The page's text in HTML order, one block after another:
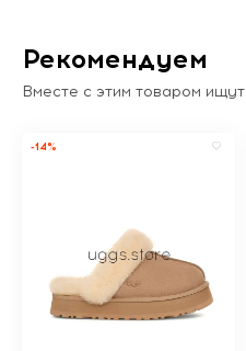
Рекомендуем
Вместе с этим товаром ищут
-14%